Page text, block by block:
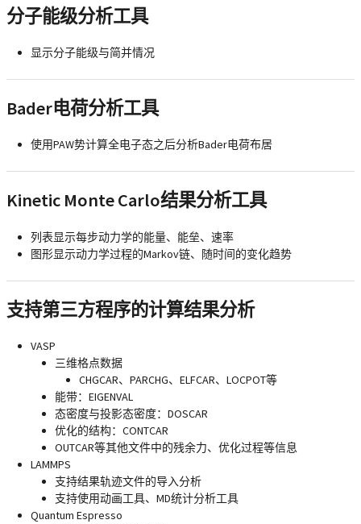
分子能级分析工具
显示分子能级与简并情况
Bader电荷分析工具
使用PAW势计算全电子态之后分析Bader电荷布居
Kinetic Monte Carlo结果分析工具
列表显示每步动力学的能量、能垒、速率
图形显示动力学过程的Markov链、随时间的变化趋势
支持第三方程序的计算结果分析
VASP
三维格点数据
CHGCAR、PARCHG、ELFCAR、LOCPOT等
能带：EIGENVAL
态密度与投影态密度：DOSCAR
优化的结构：CONTCAR
OUTCAR等其他文件中的残余力、优化过程等信息
LAMMPS
支持结果轨迹文件的导入分析
支持使用动画工具、MD统计分析工具
Quantum Espresso